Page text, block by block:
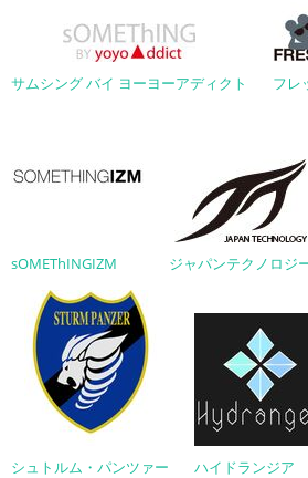
サムシング バイ ヨーヨーアディクト フレ
sOMEThINGIZM ジャパンテクノロジ
シュトルム・パンツァー ハイドランジア